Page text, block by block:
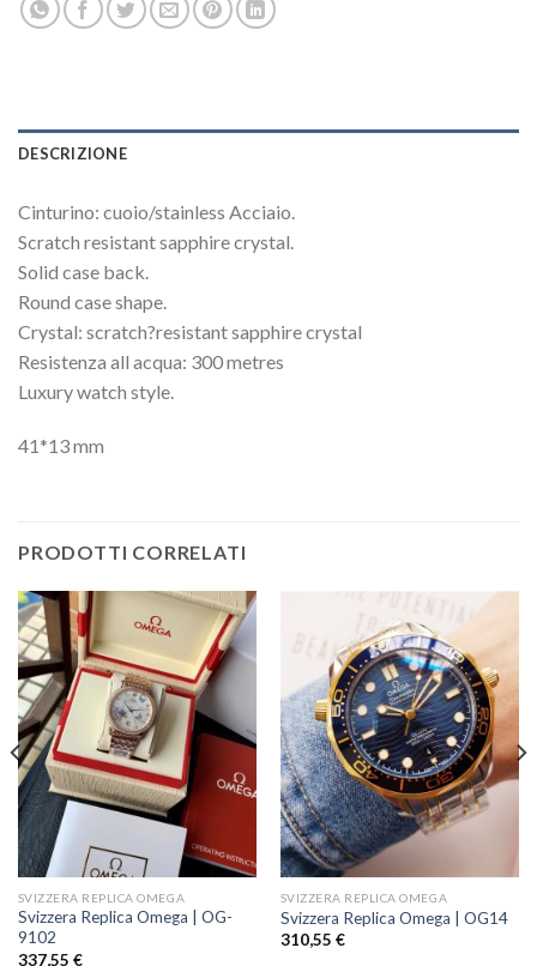
DESCRIZIONE
Cinturino: cuoio/stainless Acciaio.
Scratch resistant sapphire crystal.
Solid case back.
Round case shape.
Crystal: scratch?resistant sapphire crystal
Resistenza all acqua: 300 metres
Luxury watch style.
41*13 mm
PRODOTTI CORRELATI
SVIZZERA REPLICA OMEGA
Svizzera Replica Omega | OG-
9102
337,55 €
SVIZZERA REPLICA OMEGA
Svizzera Replica Omega | OG14
310,55 €